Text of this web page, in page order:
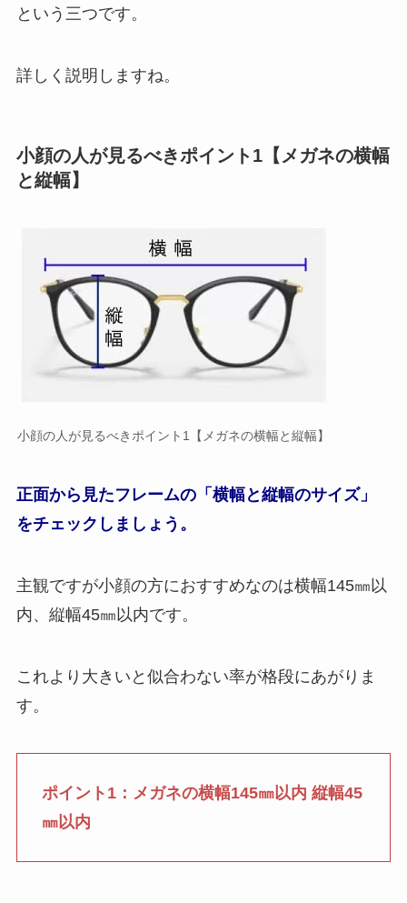
という三つです。
詳しく説明しますね。
小顔の人が見るべきポイント1【メガネの横幅
と縦幅】
小顔の人が見るべきポイント1【メガネの横幅と縦幅】
正面から見たフレームの「横幅と縦幅のサイズ」
をチェックしましょう。
主観ですが小顔の方におすすめなのは横幅145㎜以
内、縦幅45㎜以内です。
これより大きいと似合わない率が格段にあがりま
す。
ポイント1：メガネの横幅145㎜以内 縦幅45
㎜以内